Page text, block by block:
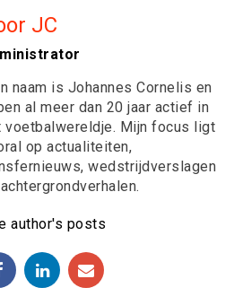
JC
naam is Johannes Cornelis en
al meer dan 20 jaar actief in
voetbalwereldje. Mijn focus ligt
op actualiteiten,
wedstrijdverslagen
author's posts